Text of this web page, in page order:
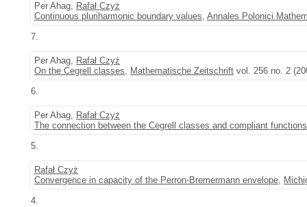
Per Ahag, Rafał Czyż
Continuous pluriharmonic boundary values, Annales Polonici
7.
Per Ahag, Rafał Czyż
On the Cegrell classes, Mathematische Zeitschrift vol. 256 no. 2
6.
Per Ahag, Rafał Czyż
The connection between the Cegrell classes and compliant functions
5.
Rafał Czyż
Convergence in capacity of the Perron-Bremermann envelope,
4.